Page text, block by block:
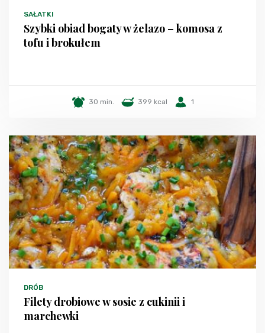
SAŁATKI
Szybki obiad bogaty w żelazo – komosa z
tofu i brokułem
30 min. 399 kcal 1
DRÓB
Filety drobiowe w sosie z cukinii i
marchewki